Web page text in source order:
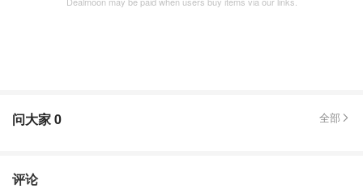
问大家0 全部
评论